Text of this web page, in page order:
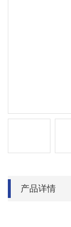
产品详情